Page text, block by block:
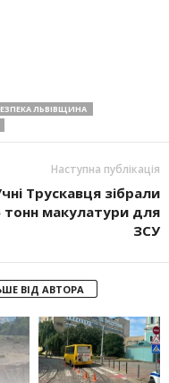
ЛЬВІВЩИНА
Наступна публікація
Трускавця зібрали
тонн макулатури для
ЗСУ
ВІД АВТОРА